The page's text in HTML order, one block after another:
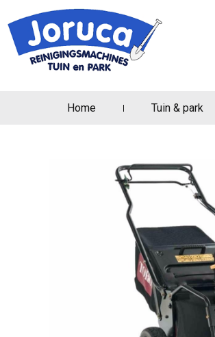
Home Tuin & park